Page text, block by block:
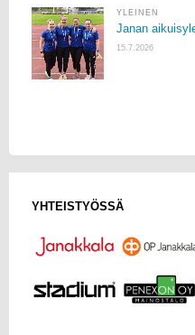
YLEINEN
Janan
15.7.2026
YHTEISTYÖSSÄ